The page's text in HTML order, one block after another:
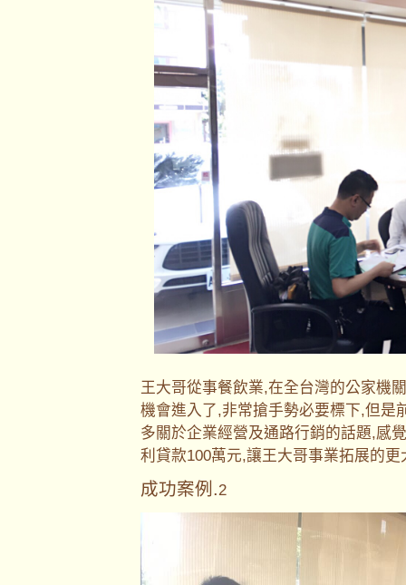
王大哥從事餐飲業,在全台灣的公家機
機會進入了,非常搶手勢必要標下,但是
多關於企業經營及通路行銷的話題,感
利貸款100萬元,讓王大哥事業拓展的
成功案例.2